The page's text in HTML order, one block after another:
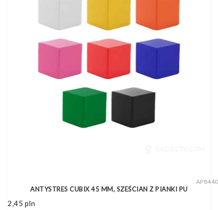
ANTYSTRES CUBIX 45 MM, SZEŚCIAN Z PIANKI PU
2,45 pln